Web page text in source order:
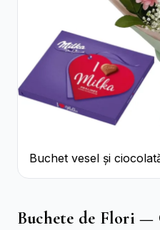
Buchet vesel și
Buchete de Flori —